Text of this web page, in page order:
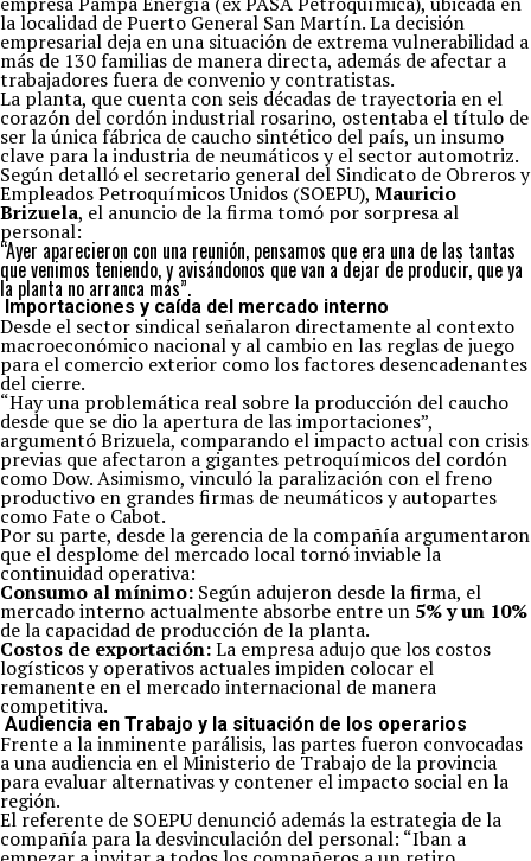
la localidad de Puerto General San Martín. La decisión
empresarial deja en una situación de extrema vulnerabilidad a
más de 130 familias de manera directa, además de afectar a
trabajadores fuera de convenio y contratistas.
La planta, que cuenta con seis décadas de trayectoria en el
corazón del cordón industrial rosarino, ostentaba el título de
ser la única fábrica de caucho sintético del país, un insumo
clave para la industria de neumáticos y el sector automotriz.
Según detalló el secretario general del Sindicato de Obreros y
Empleados Petroquímicos Unidos (SOEPU), Mauricio
Brizuela, el anuncio de la firma tomó por sorpresa al
personal:
“Ayer aparecieron con una reunión, pensamos que era una de las tantas
que venimos teniendo, y avisándonos que van a dejar de producir, que ya
la planta no arranca más”.
Importaciones y caída del mercado interno
Desde el sector sindical señalaron directamente al contexto
macroeconómico nacional y al cambio en las reglas de juego
para el comercio exterior como los factores desencadenantes
del cierre.
“Hay una problemática real sobre la producción del caucho
desde que se dio la apertura de las importaciones”,
argumentó Brizuela, comparando el impacto actual con crisis
previas que afectaron a gigantes petroquímicos del cordón
como Dow. Asimismo, vinculó la paralización con el freno
productivo en grandes firmas de neumáticos y autopartes
como Fate o Cabot.
Por su parte, desde la gerencia de la compañía argumentaron
que el desplome del mercado local tornó inviable la
continuidad operativa:
Consumo al mínimo: Según adujeron desde la firma, el
mercado interno actualmente absorbe entre un 5% y un 10%
de la capacidad de producción de la planta.
Costos de exportación:La empresa adujo que los costos
logísticos y operativos actuales impiden colocar el
remanente en el mercado internacional de manera
competitiva.
Audiencia en Trabajo y la situación de los operarios
Frente a la inminente parálisis, las partes fueron convocadas
a una audiencia en el Ministerio de Trabajo de la provincia
para evaluar alternativas y contener el impacto social en la
región.
El referente de SOEPU denunció además la estrategia de la
compañía para la desvinculación del personal: “Iban a